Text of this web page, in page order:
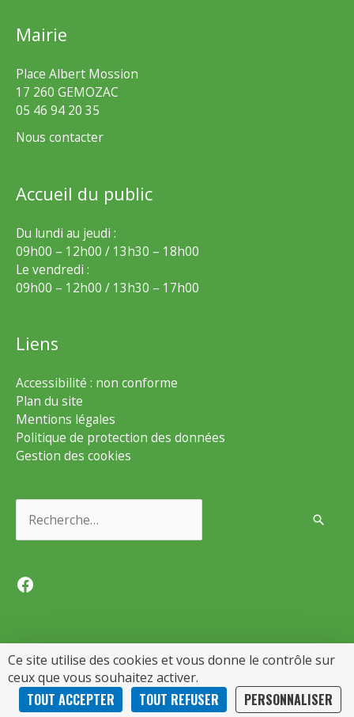
Ce site utilise des cookies et vous donne le contrôle sur
ceux que vous souhaitez activer.
TOUT ACCEPTER TOUT REFUSER PERSONNALISER
Mairie
Place Albert Mossion
17 260 GEMOZAC
05 46 94 20 35
Nous contacter
Accueil du public
Du lundi au jeudi :
09h00 – 12h00 / 13h30 – 18h00
Le vendredi :
09h00 – 12h00 / 13h30 – 17h00
Liens
Accessibilité : non conforme
Plan du site
Mentions légales
Politique de protection des données
Gestion des cookies
Facebook
Copyright © 2026Gémozac| Par Soluris